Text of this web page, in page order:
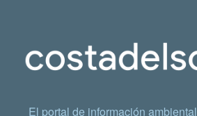
El portal de información ambiental